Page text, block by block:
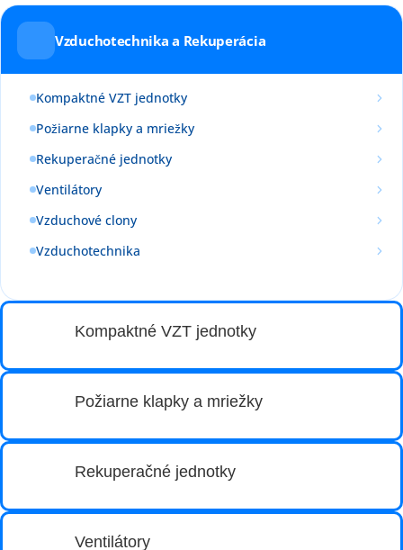
Vzduchotechnika a Rekuperácia
Kompaktné VZT jednotky
Požiarne klapky a mriežky
Rekuperačné jednotky
Ventilátory
Vzduchové clony
Vzduchotechnika
Kompaktné VZT jednotky
Požiarne klapky a mriežky
Rekuperačné jednotky
Ventilátory